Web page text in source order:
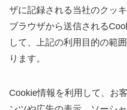
ザに記録される当社のクッ
ブラウザから送信される
して、上記の利用目的の範
ります。
Cookie情報を利用して、お